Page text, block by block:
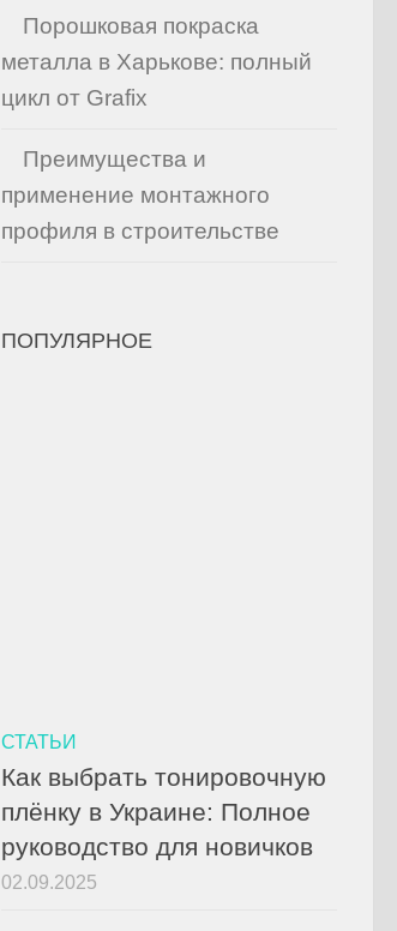
Порошковая покраска
металла в Харькове: полный
цикл от Grafix
Преимущества и
применение монтажного
профиля в строительстве
ПОПУЛЯРНОЕ
СТАТЬИ
Как выбрать тонировочную
плёнку в Украине: Полное
руководство для новичков
02.09.2025